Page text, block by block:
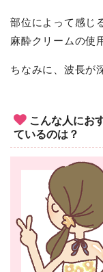
部位によって感じ
麻酔クリームの使
ちなみに、波長が
こんな人にお
ているのは？